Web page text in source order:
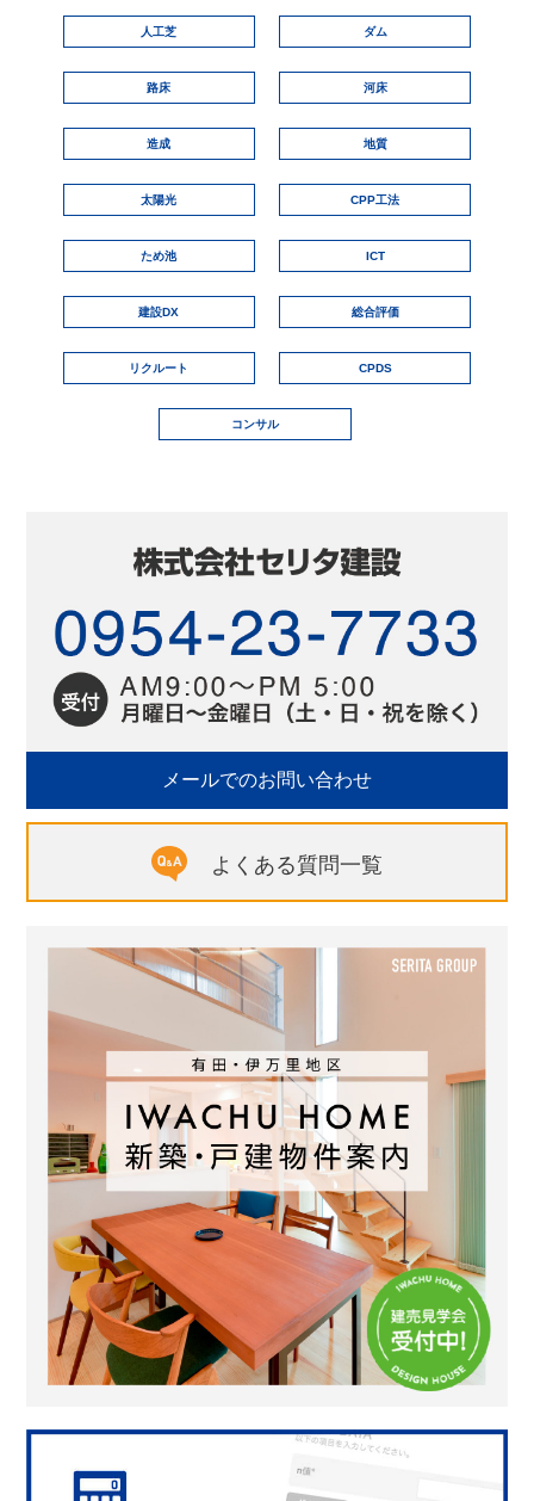
人工芝 ダム
路床 河床
造成 地質
太陽光 CPP工法
ため池 ICT
建設DX 総合評価
リクルート CPDS
コンサル
メールでのお問い合わせ
よくある質問一覧